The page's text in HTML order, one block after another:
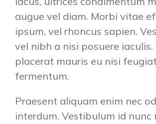
augue vel diam. Morbi vitae
ipsum, vel rhoncus sapien.
vel nibh a nisi posuere iaculis.
placerat mauris eu nisi feugiat
fermentum.
Praesent aliquam enim nec
interdum. Vestibulum id nunc